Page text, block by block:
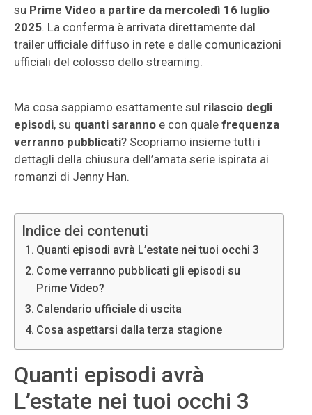
su Prime Video a partire da mercoledì 16 luglio
2025. La conferma è arrivata direttamente dal
trailer ufficiale diffuso in rete e dalle comunicazioni
ufficiali del colosso dello streaming.
Ma cosa sappiamo esattamente sul rilascio degli
episodi, su quanti saranno e con quale frequenza
verranno pubblicati? Scopriamo insieme tutti i
dettagli della chiusura dell’amata serie ispirata ai
romanzi di Jenny Han.
Indice dei contenuti
Quanti episodi avrà L’estate nei tuoi occhi 3
Come verranno pubblicati gli episodi su
Prime Video?
Calendario ufficiale di uscita
Cosa aspettarsi dalla terza stagione
Quanti episodi avrà
L’estate nei tuoi occhi 3